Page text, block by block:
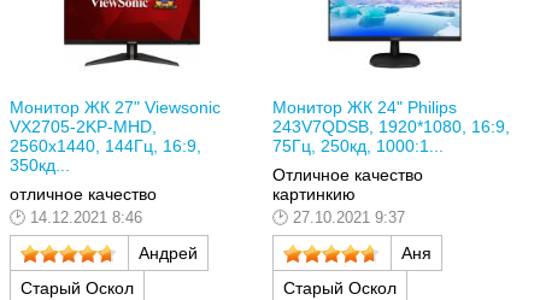
Монитор ЖК 27" Viewsonic
VX2705-2KP-MHD,
2560x1440, 144Гц, 16:9,
350кд...
отличное качество
14.12.2021 8:46
Андрей
Старый Оскол
Монитор ЖК 24" Philips
243V7QDSB, 1920*1080, 16:9,
75Гц, 250кд, 1000:1...
Отличное качество
картинкию
27.10.2021 9:37
Аня
Старый Оскол